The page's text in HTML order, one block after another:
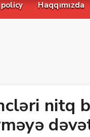
Haqqımızda
nitq